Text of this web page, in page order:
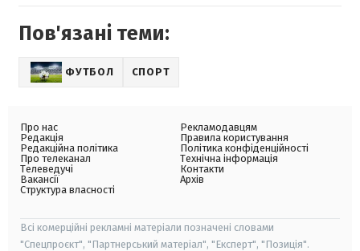
Пов'язані теми:
ФУТБОЛ СПОРТ
Про нас
Редакція
Редакційна політика
Про телеканал
Телеведучі
Вакансії
Структура власності
Рекламодавцям
Правила користування
Політика конфіденційності
Технічна інформація
Контакти
Архів
Всі комерційні рекламні матеріали позначені словами
"Спецпроєкт", "Партнерський матеріал", "Експерт", "Позиція".